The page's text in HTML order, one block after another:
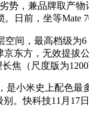
势，兼品牌取产
日前，坐等Mate
间，最高档级为6
东方，无效提拔
焦（尺度版为
小米史上配色最
。快科技11月17